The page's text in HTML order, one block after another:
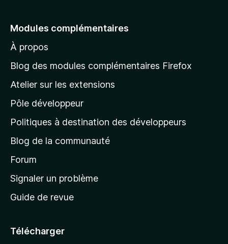
e
à
l
p
a
g
d
a
c
e
Modules complémentaires
À propos
Blog des modules complémentaires Firefox
Atelier sur les extensions
Pôle développeur
Politiques à destination des développeurs
Blog de la communauté
Forum
Signaler un problème
Guide de revue
Télécharger